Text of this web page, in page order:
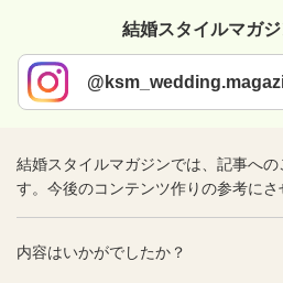
結婚スタイルマガ
結婚スタイルマガジンでは、記事へ
す。今後のコンテンツ作りの参考にさ
内容はいかがでしたか？